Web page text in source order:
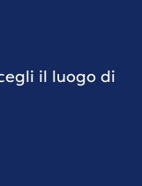
il luogo di